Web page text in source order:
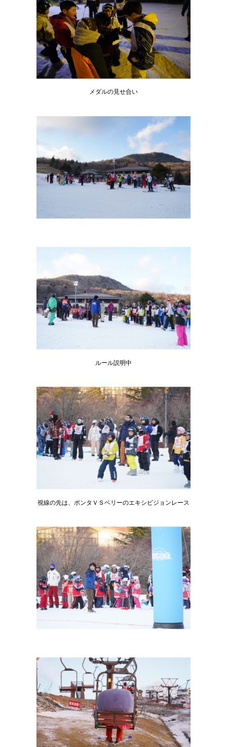
メダルの見せ合い
ルール説明中
視線の先は、ポンタＶＳベリーのエキシビジョンレース